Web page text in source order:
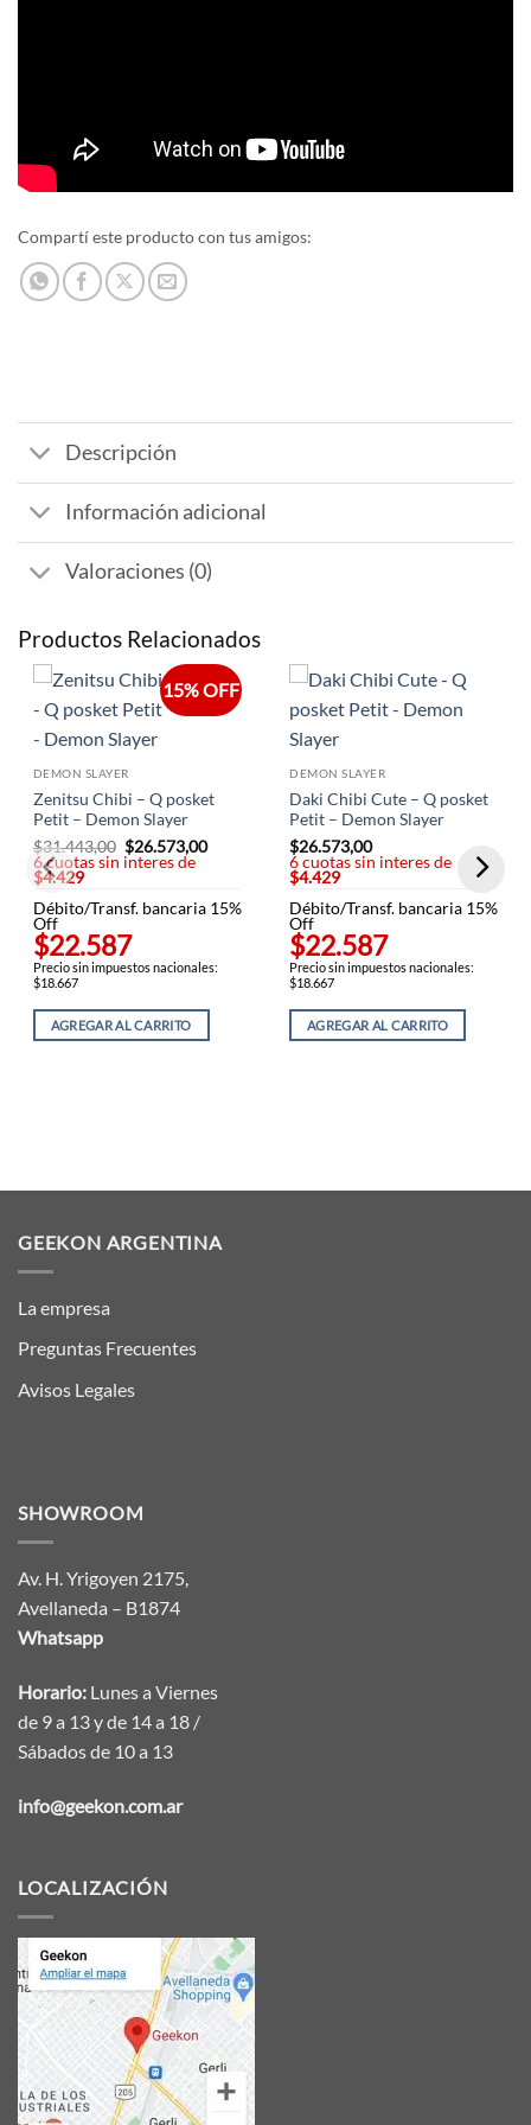
Compartí este producto con tus amigos:
Descripción
Información adicional
Valoraciones (0)
Productos Relacionados
15% OFF
DEMON SLAYER
Zenitsu Chibi – Q posket
Petit – Demon Slayer
$31.443,00 El
precio
$31.443,00.
$26.573,00El
$26.573,00.
6 cuotas sin interes de
$4.429
Débito/Transf. bancaria 15%
Off
$22.587
Precio sin impuestos nacionales:
$18.667
AGREGAR AL CARRITO
DEMON SLAYER
Daki Chibi Cute – Q posket
Petit – Demon Slayer
$26.573,00
6 cuotas sin interes de
$4.429
Débito/Transf. bancaria 15%
Off
$22.587
Precio sin impuestos nacionales:
$18.667
AGREGAR AL CARRITO
GEEKON ARGENTINA
La empresa
Preguntas Frecuentes
Avisos Legales
SHOWROOM
Av. H. Yrigoyen 2175,
Avellaneda – B1874
Whatsapp
Horario: Lunes a Viernes
de 9 a 13 y de 14 a 18 /
Sábados de 10 a 13
info@geekon.com.ar
LOCALIZACIÓN